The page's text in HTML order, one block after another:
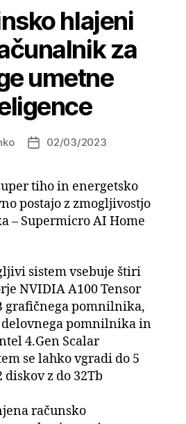
hlajeni
za
umetne
Post02/03/2023
tiho in energetsko
postajo z zmogljivostjo
– Supermicro AI Home
sistem vsebuje štiri
NVIDIA A100 Tensor
grafičnega pomnilnika,
delovnega pomnilnika in
4.Gen Scalar
se lahko vgradi do 5
diskov z do 32Tb
računsko